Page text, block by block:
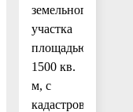
земельного
участка
площадью
1500 кв.
м, с
кадастровым